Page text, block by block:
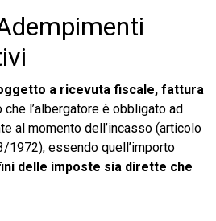
a ricevuta fiscale, fattura
che l’albergatore è obbligato ad
al momento dell’incasso (articolo
1972), essendo quell’importo
delle imposte sia dirette che